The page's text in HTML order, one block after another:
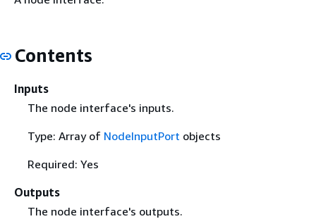
Contents
Inputs
The node interface's inputs.
Type: Array of NodeInputPort objects
Required: Yes
Outputs
The node interface's outputs.